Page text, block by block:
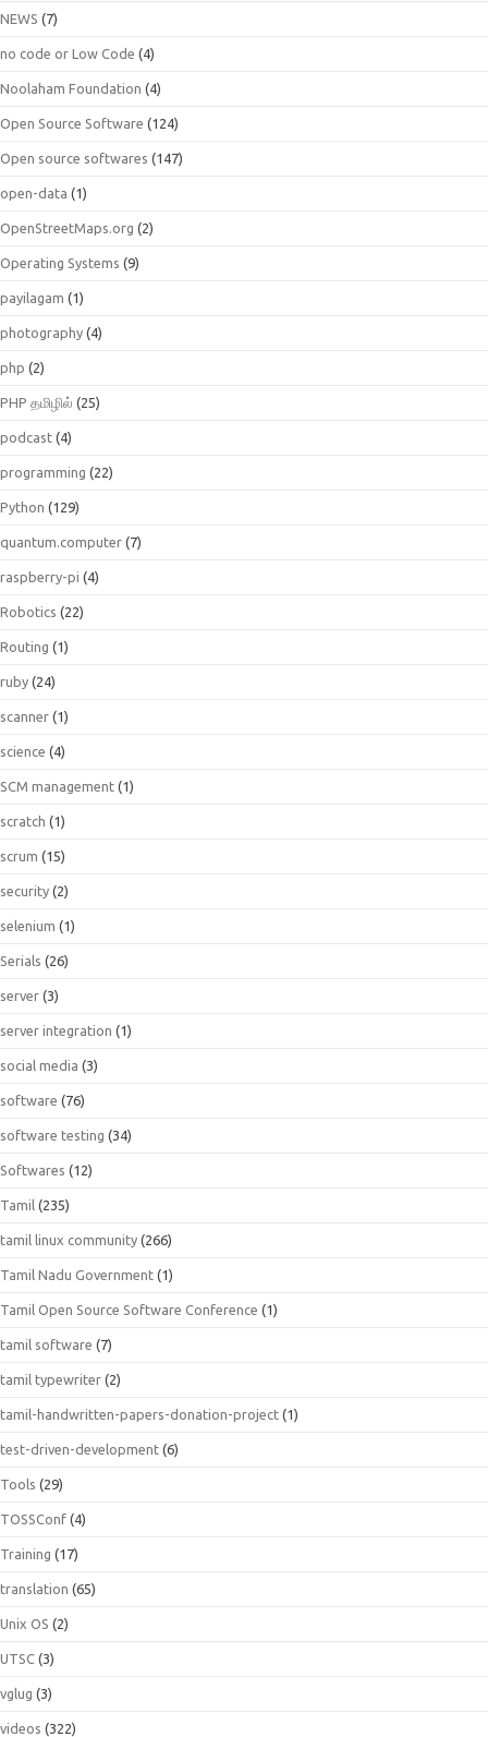
NEWS (7)
no code or Low Code (4)
Noolaham Foundation (4)
Open Source Software (124)
Open source softwares (147)
open-data (1)
OpenStreetMaps.org (2)
Operating Systems (9)
payilagam (1)
photography (4)
php (2)
PHP தமிழில் (25)
podcast (4)
programming (22)
Python (129)
quantum.computer (7)
raspberry-pi (4)
Robotics (22)
Routing (1)
ruby (24)
scanner (1)
science (4)
SCM management (1)
scratch (1)
scrum (15)
security (2)
selenium (1)
Serials (26)
server (3)
server integration (1)
social media (3)
software (76)
software testing (34)
Softwares (12)
Tamil (235)
tamil linux community (266)
Tamil Nadu Government (1)
Tamil Open Source Software Conference (1)
tamil software (7)
tamil typewriter (2)
tamil-handwritten-papers-donation-project (1)
test-driven-development (6)
Tools (29)
TOSSConf (4)
Training (17)
translation (65)
Unix OS (2)
UTSC (3)
vglug (3)
videos (322)